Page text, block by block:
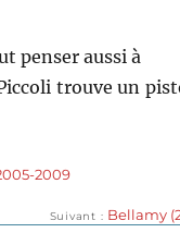
penser aussi à
trouve un
2009
Suivant Bellamy